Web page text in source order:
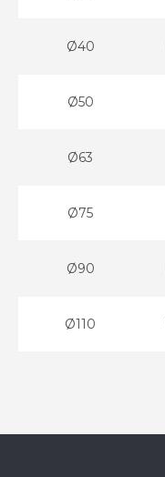
Ø40
Ø50
Ø63
Ø75
Ø90
Ø110